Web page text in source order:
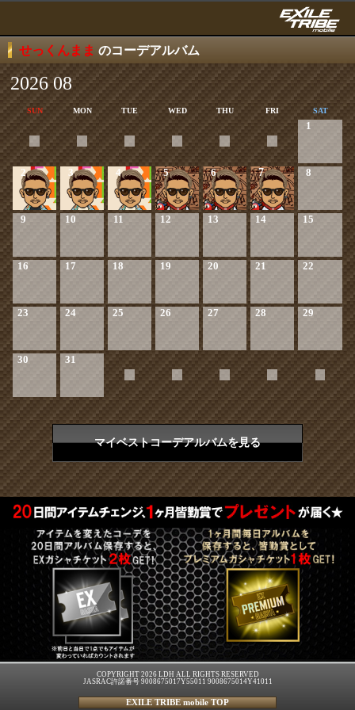
せっくんまま のコーデアルバム
2026 08
SUN MON TUE WED THU FRI SAT
1
2 3 4 5 6 7 8
9 10 11 12 13 14 15
16 17 18 19 20 21 22
23 24 25 26 27 28 29
30 31
マイベストコーデアルバムを見る
COPYRIGHT 2026 LDH ALL RIGHTS RESERVED
JASRAC許諾番号 9008675017Y55011 9008675014Y41011
EXILE TRIBE mobile TOP